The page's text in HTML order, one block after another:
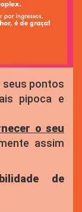
seus pontos
pipoca e
o seu
assim
de